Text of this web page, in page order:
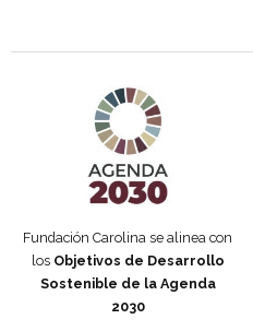
Fundación Carolina se alinea con
los Objetivos de Desarrollo
Sostenible de la Agenda
2030